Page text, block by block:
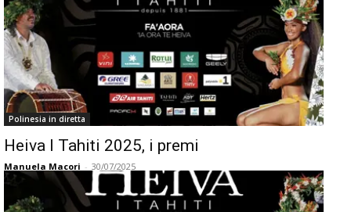
Polinesia in diretta
Heiva I Tahiti 2025, i premi
Manuela Macori - 30/07/2025